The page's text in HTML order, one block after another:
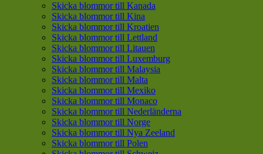
Skicka blommor till Kanada
Skicka blommor till Kina
Skicka blommor till Kroatien
Skicka blommor till Lettland
Skicka blommor till Litauen
Skicka blommor till Luxemburg
Skicka blommor till Malaysia
Skicka blommor till Malta
Skicka blommor till Mexiko
Skicka blommor till Monaco
Skicka blommor till Nederländerna
Skicka blommor till Norge
Skicka blommor till Nya Zeeland
Skicka blommor till Polen